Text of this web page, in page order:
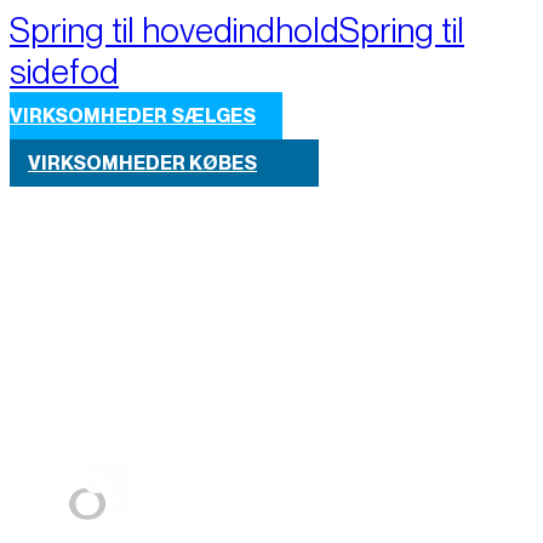
Spring til hovedindholdSpring til
sidefod
VIRKSOMHEDER SÆLGES
VIRKSOMHEDER KØBES